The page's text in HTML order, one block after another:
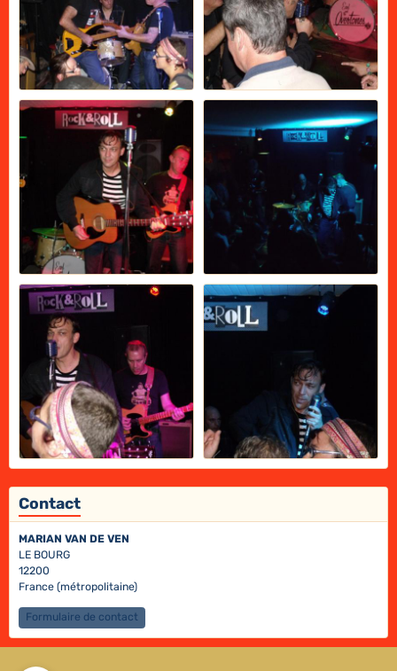
Contact
MARIAN VAN DE VEN
LE BOURG
12200
France (métropolitaine)
Formulaire de contact